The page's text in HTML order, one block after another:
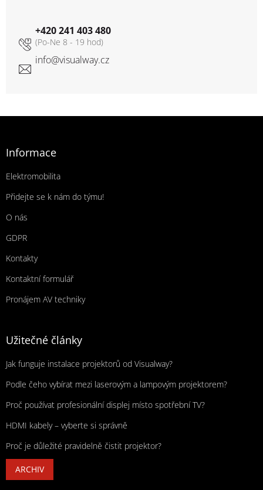
info@visualway.cz
+420 241 403 480
Informace
Elektromobilita
Přidejte se k nám do týmu!
O nás
GDPR
Kontakty
Kontaktní formulář
Pronájem AV techniky
Užitečné články
Jak funguje instalace projektorů od Visualway?
Podle čeho vybírat mezi laserovým a lampovým projektorem?
Proč používat profesionální displej místo spotřební TV?
HDMI kabely – vyberte si správně
Proč je důležité pravidelně čistit projektor?
ARCHIV